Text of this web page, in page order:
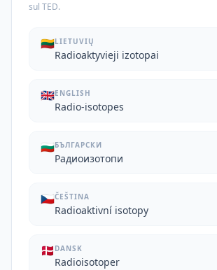
sul TED.
🇱🇹LIETUVIŲ
Radioaktyvieji izotopai
🇬🇧ENGLISH
Radio-isotopes
🇧🇬БЪЛГАРСКИ
Радиоизотопи
🇨🇿ČEŠTINA
Radioaktivní isotopy
🇩🇰 DANSK
Radioisotoper